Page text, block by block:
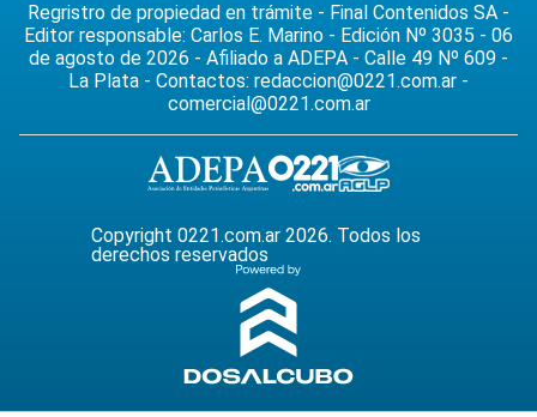
Regristro de propiedad en trámite - Final Contenidos SA -
Editor responsable: Carlos E. Marino - Edición Nº 3035 - 06
de agosto de 2026 - Afiliado a ADEPA - Calle 49 Nº 609 -
La Plata - Contactos: redaccion@0221.com.ar -
comercial@0221.com.ar
Copyright 0221.com.ar 2026. Todos los
derechos reservados